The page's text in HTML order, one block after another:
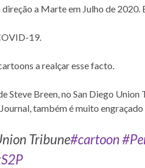
a Marte em Julho de
19.
a realçar esse facto.
Steve Breen, no San Diego Union
também é muito
Tribune#cartoon